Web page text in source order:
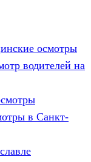
осмотры
водителей на
в Санкт-